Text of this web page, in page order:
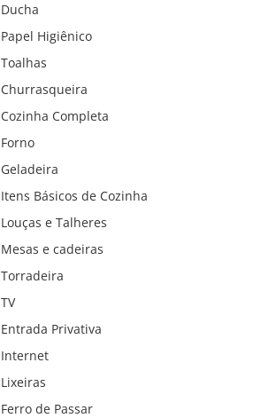
Ducha
Papel Higiênico
Toalhas
Churrasqueira
Cozinha Completa
Forno
Geladeira
Itens Básicos de Cozinha
Louças e Talheres
Mesas e cadeiras
Torradeira
TV
Entrada Privativa
Internet
Lixeiras
Ferro de Passar